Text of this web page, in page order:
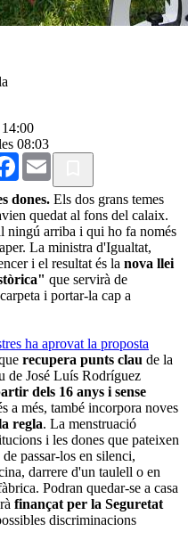
08:03
Facebook
Email
dones. Els dos grans temes
quedat al fons del calaix.
ningú arriba i qui ho fa només
La ministra d'Igualtat,
i el resultat és la nova llei
que servirà de
i portar-la cap a
ha aprovat la proposta
recupera punts clau de la
de José Luís Rodríguez
dels 16 anys i sense
a més, també incorpora noves
regla. La menstruació
i les dones que pateixen
passar-los en silenci,
darrere d'un taulell o en
Podran quedar-se a casa
finançat per la Seguretat
discriminacions